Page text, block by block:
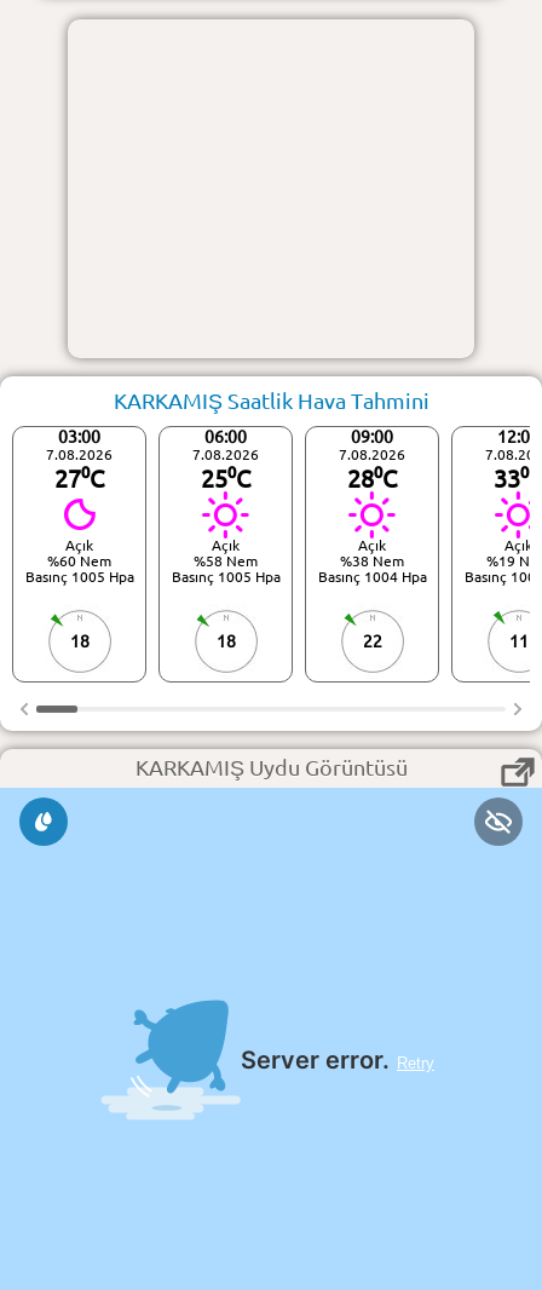
KARKAMIŞ Saatlik Hava Tahmini
03:00
7.08.2026
27⁰C
Açık
%60 Nem
Basınç 1005 Hpa
18
06:00
7.08.2026
25⁰C
Açık
%58 Nem
Basınç 1005 Hpa
18
09:00
7.08.2026
28⁰C
Açık
%38 Nem
Basınç 1004 Hpa
22
12:00
33⁰C
Açık
%19
Basınç
11
KARKAMIŞ Uydu Görüntüsü